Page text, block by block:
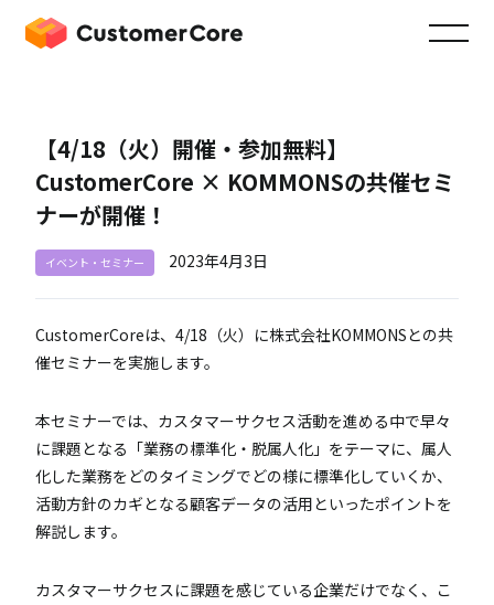
【4/18（火）開催・参加無料】
CustomerCore × KOMMONSの共催セミ
ナーが開催！
イベント・セミナー 2023年4月3日
CustomerCoreは、4/18（火）に株式会社KOMMONSとの共
催セミナーを実施します。
本セミナーでは、カスタマーサクセス活動を進める中で早々
に課題となる「業務の標準化・脱属人化」をテーマに、属人
化した業務をどのタイミングでどの様に標準化していくか、
活動方針のカギとなる顧客データの活用といったポイントを
解説します。
カスタマーサクセスに課題を感じている企業だけでなく、こ